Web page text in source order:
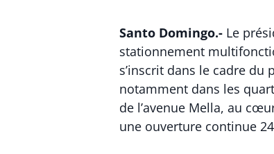
Santo Domingo.- Le
stationnement
s’inscrit dans le cadre du
notamment dans les
de l’avenue Mella, au
une ouverture continue